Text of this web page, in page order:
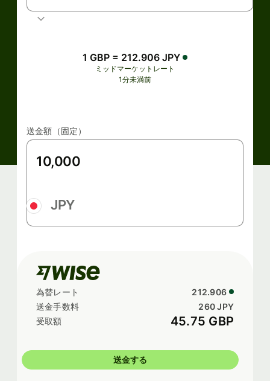
1 GBP = 212.906 JPY
ミッドマーケットレート
1分未満前
送金額（固定）
JPY
212.906
260 JPY
45.75 GBP
送金する